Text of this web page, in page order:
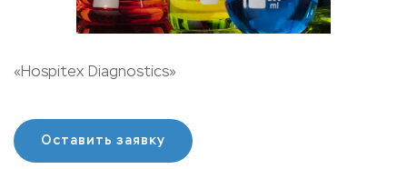
«Hospitex Diagnostics»
Оставить заявку